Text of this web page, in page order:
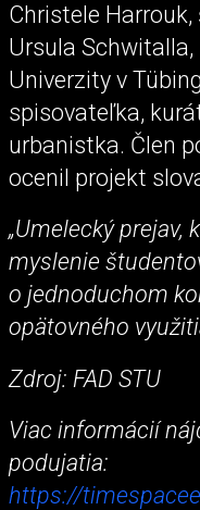
Christele
Ursula
Univerzity v
spisovateľka,
urbanistka. Člen
ocenil projekt
„Umelecký prejav,
myslenie
o jednoduchom
opätovného
Zdroj: FAD STU
Viac informácií
podujatia:
https://